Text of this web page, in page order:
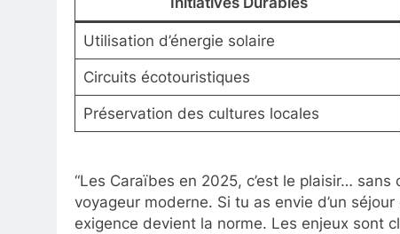
Utilisation d’énergie solaire
Circuits écotouristiques
Préservation des cultures locales
“Les Caraïbes en 2025, c’est le plaisir… sans
voyageur moderne. Si tu as envie d’un
exigence devient la norme. Les enjeux sont